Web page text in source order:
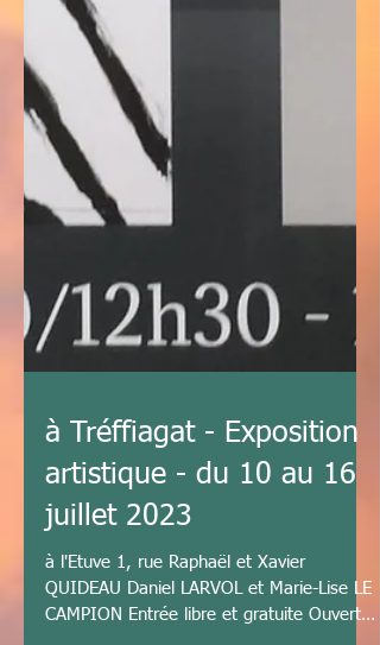
à Tréffiagat - Exposition
artistique - du 10 au 16
juillet 2023